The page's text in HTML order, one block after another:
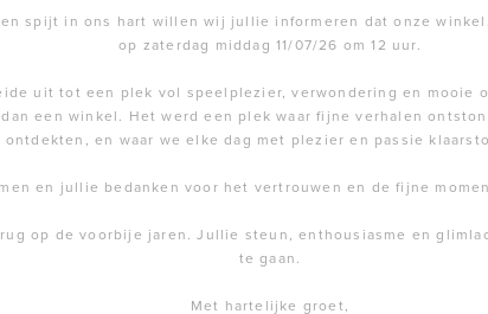
spijt in ons hart willen wij jullie informeren dat onze
op zaterdag middag 11/07/26 om 12 uur.
uit tot een plek vol speelplezier, verwondering en mooie
een winkel. Het werd een plek waar fijne verhalen
ontdekten, en waar we elke dag met plezier en passie
en jullie bedanken voor het vertrouwen en de fijne
op de voorbije jaren. Jullie steun, enthousiasme en
te gaan.
Met hartelijke groet,